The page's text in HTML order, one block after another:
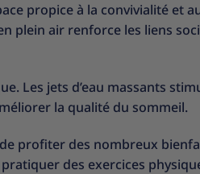
propice à la convivialité et
plein air renforce les liens
Les jets d’eau massants
la qualité du sommeil.
profiter des nombreux
des exercices